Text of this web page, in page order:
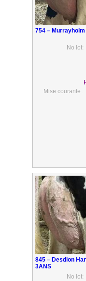
754 –
No lot:
Mise courante :
845 – Desdion
3ANS
No lot: